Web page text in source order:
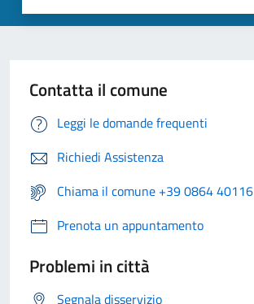
Contatta il comune
Leggi le domande frequenti
Richiedi Assistenza
Chiama il comune +39 0864 40116
Prenota un appuntamento
Problemi in città
Segnala disservizio